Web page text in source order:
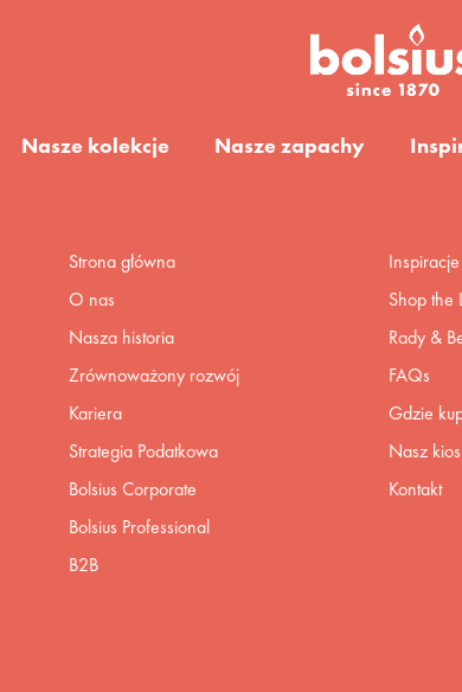
Nasze kolekcje Nasze zapachy
Strona główna
O nas
Nasza historia
Zrównoważony rozwój
Kariera
Strategia Podatkowa
Bolsius Corporate
Bolsius Professional
B2B
Inspiracje
Shop the
Rady &
FAQs
Gdzie
Nasz
Kontakt